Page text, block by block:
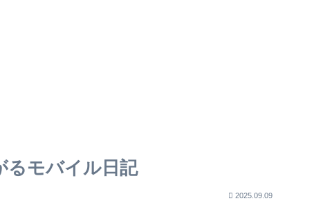
るモバイル日記
2025.09.09